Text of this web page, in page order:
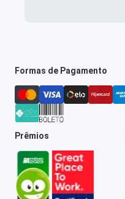
Formas de Pagamento
Prêmios